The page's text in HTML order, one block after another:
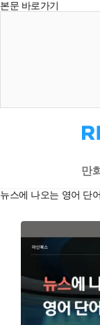
본문 바로가기
리
디
으
로
동
만
뉴스에 나오는 영어 단